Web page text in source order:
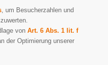
, um Besucherzahlen und
von Art. 6 Abs. 1 lit. f
der Optimierung unserer